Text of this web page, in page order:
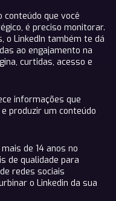
conteúdo que você
é preciso monitorar.
o LinkedIn também te dá
ao engajamento na
curtidas, acesso e
informações que
produzir um conteúdo
de 14 anos no
de qualidade para
redes sociais
o Linkedin da sua